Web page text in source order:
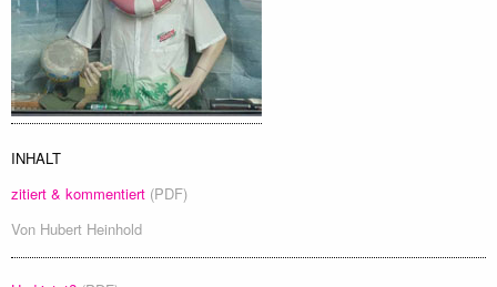
INHALT
zitiert & kommentiert (PDF)
Von Hubert Heinhold